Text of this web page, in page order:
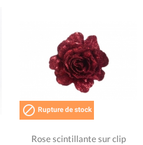
 Rupture de stock
Rose scintillante sur clip